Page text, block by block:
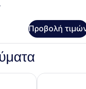
Προβολή
Eleon Suites